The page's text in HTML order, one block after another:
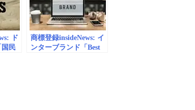
ース
ド
国民
商標登録insideNews: イ
ンターブランド「Best